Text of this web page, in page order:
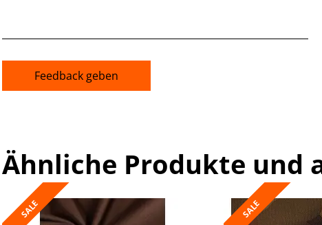
Feedback geben
Ähnliche Produkte und
SALE SALE